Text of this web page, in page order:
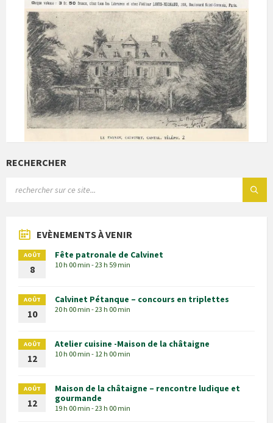
RECHERCHER
EVÈNEMENTS À VENIR
AOÛT
8
Fête patronale de Calvinet
10 h 00 min - 23 h 59 min
AOÛT
10
Calvinet Pétanque – concours en triplettes
20 h 00 min - 23 h 00 min
AOÛT
12
Atelier cuisine -Maison de la châtaigne
10 h 00 min - 12 h 00 min
AOÛT
12
Maison de la châtaigne – rencontre ludique et
gourmande
19 h 00 min - 23 h 00 min